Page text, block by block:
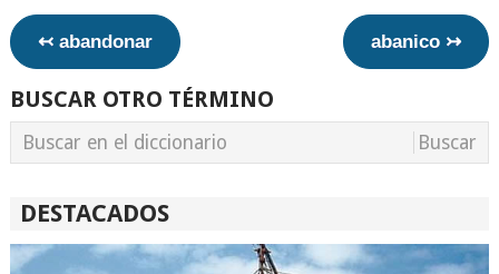
↢ abandonar abanico ↣
BUSCAR OTRO TÉRMINO
DESTACADOS